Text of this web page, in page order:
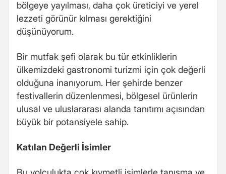
bölgeye yayılması, daha çok üreticiyi ve yerel
lezzeti görünür kılması gerektiğini
düşünüyorum.
Bir mutfak şefi olarak bu tür etkinliklerin
ülkemizdeki gastronomi turizmi için çok değerli
olduğuna inanıyorum. Her şehirde benzer
festivallerin düzenlenmesi, bölgesel ürünlerin
ulusal ve uluslararası alanda tanıtımı açısından
büyük bir potansiyele sahip.
Katılan Değerli İsimler